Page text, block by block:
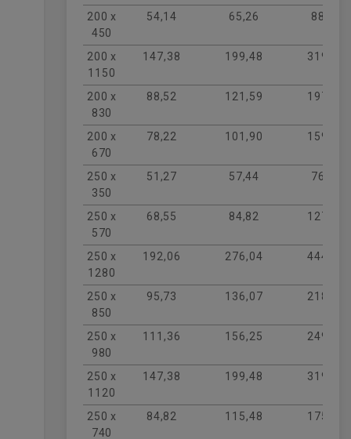
200 x
450
54,14 65,26 88,52
200 x
1150
147,38 199,48 319,27
200 x
830
88,52 121,59 197,82
200 x
670
78,22 101,90 159,34
250 x
350
51,27 57,44 76,79
250 x
570
68,55 84,82 127,44
250 x
1280
192,06 276,04 444,23
250 x
850
95,73 136,07 218,82
250 x
980
111,36 156,25 249,08
250 x
1120
147,38 199,48 319,27
250 x
740
84,82 115,48 175,17